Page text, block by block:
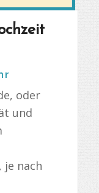
oder
und
je nach